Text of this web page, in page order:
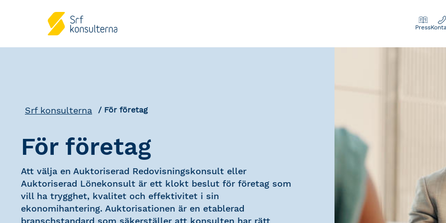
Press
Srf konsulterna För företag
För företag
Att välja en Auktoriserad Redovisningskonsult eller
Auktoriserad Lönekonsult är ett klokt beslut för företag som
vill ha trygghet, kvalitet och effektivitet i sin
ekonomihantering. Auktorisationen är en etablerad
branschstandard som säkerställer att konsulten har rätt